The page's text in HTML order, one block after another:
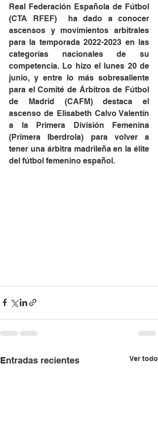
Real Federación Española de Fútbol
(CTA RFEF)  ha dado a conocer
ascensos y movimientos arbitrales
para la temporada 2022-2023 en las
categorías nacionales de su
competencia. Lo hizo el lunes 20 de
junio, y entre lo más sobresaliente
para el Comité de Árbitros de Fútbol
de Madrid (CAFM) destaca el
ascenso de Elisabeth Calvo Valentín
a la Primera División Femenina
(Primera Iberdrola) para volver a
tener una árbitra madrileña en la élite
del fútbol femenino español.
Entradas recientes Ver todo